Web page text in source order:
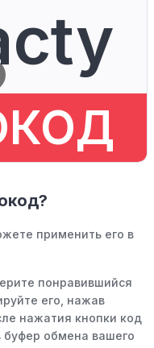
применить его в
понравившийся
его, нажав
нажатия кнопки код
буфер обмена вашего